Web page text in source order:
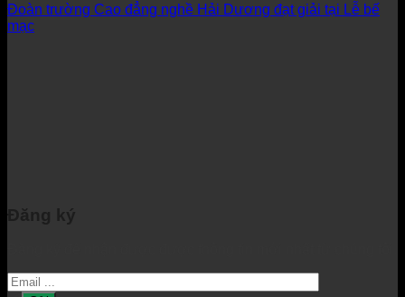
Đoàn trường Cao đẳng nghề Hải Dương đạt giải tại Lễ bế
mạc
Đăng ký